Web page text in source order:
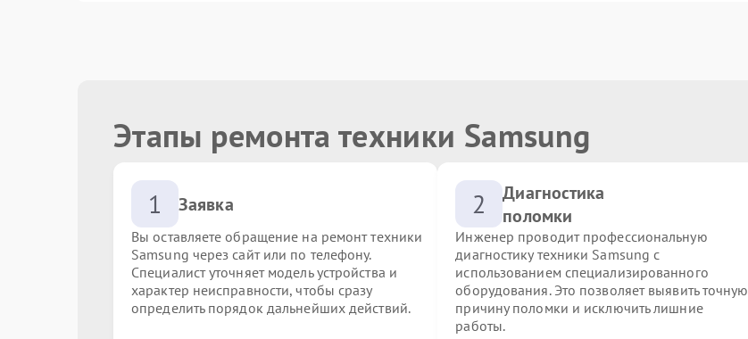
Этапы ремонта техники Samsung
1 Заявка
Вы оставляете обращение на ремонт техники
Samsung через сайт или по телефону.
Специалист уточняет модель устройства и
характер неисправности, чтобы сразу
определить порядок дальнейших действий.
2
Диагностика
поломки
Инженер проводит профессиональную
диагностику техники Samsung с
использованием специализированного
оборудования. Это позволяет выявить точную
причину поломки и исключить лишние
работы.